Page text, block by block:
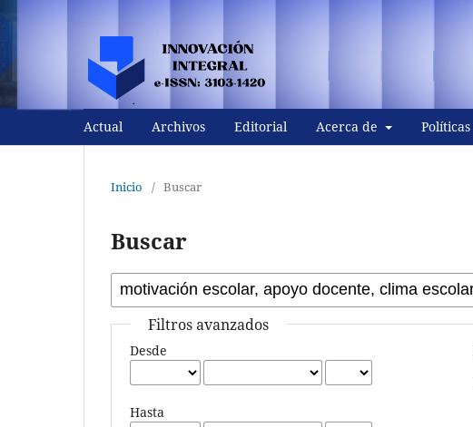
Actual Archivos Editorial Acerca de Políticas
Inicio / Buscar
Buscar
Filtros avanzados
Desde
Hasta